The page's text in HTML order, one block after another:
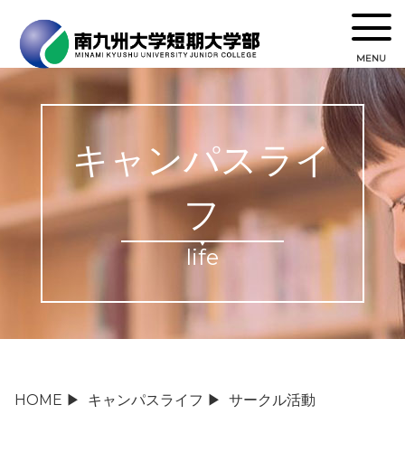
MENU
キャンパスライ
フ
life
HOME ▶ キャンパスライフ ▶ サークル活動